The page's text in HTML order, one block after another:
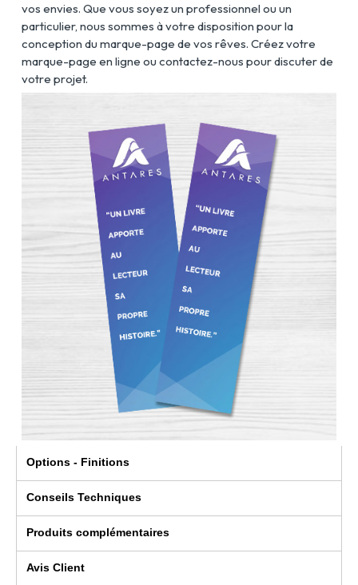
vos envies. Que vous soyez un professionnel ou un
particulier, nous sommes à votre disposition pour la
conception du marque-page de vos rêves. Créez votre
marque-page en ligne ou contactez-nous pour discuter de
votre projet.
Options - Finitions
Conseils Techniques
Produits complémentaires
Avis Client